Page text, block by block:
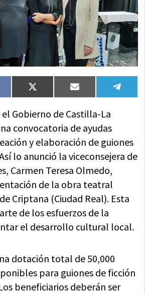
Compartir
en
X
(Twitter)
Compartir
en
Email
en
Gobierno de Castilla-La
convocatoria de ayudas
y elaboración de guiones
lo anunció la viceconsejera de
Carmen Teresa Olmedo,
de la obra teatral
Criptana (Ciudad Real). Esta
de los esfuerzos de la
el desarrollo cultural local.
dotación total de 50,000
para guiones de ficción
beneficiarios deberán ser